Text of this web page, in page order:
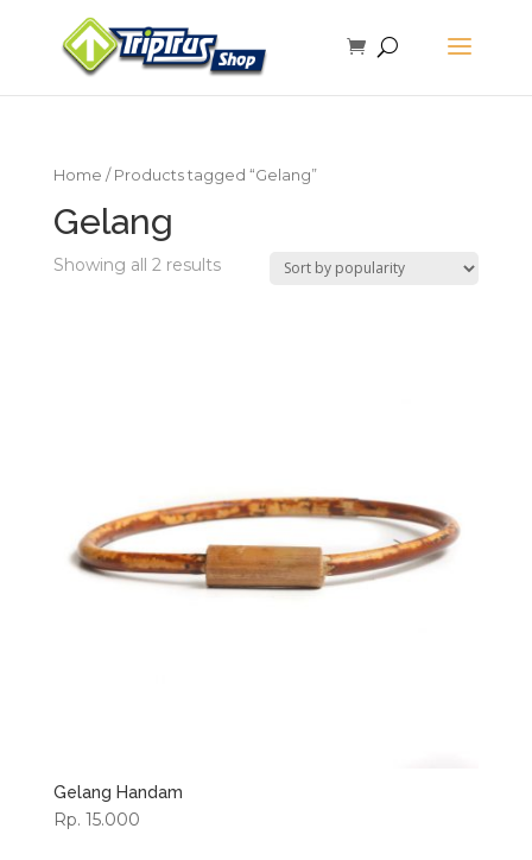
Home / Products tagged “Gelang”
Gelang
Showing all 2 results
Gelang Handam
Rp. 15.000